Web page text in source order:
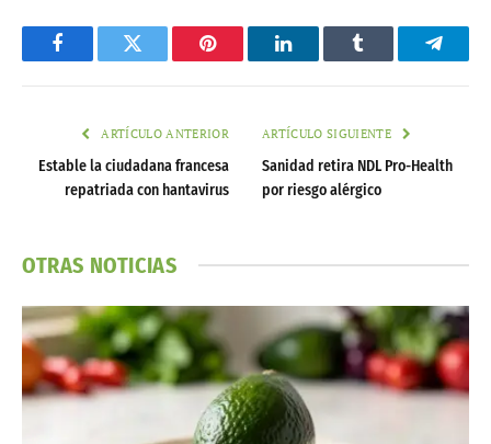
FacebookTwitter Pinterest LinkedInTumblr
ARTÍCULO ANTERIOR
Estable la ciudadana francesa
repatriada con hantavirus
ARTÍCULO SIGUIENTE
Sanidad retira NDL Pro-Health
por riesgo alérgico
OTRAS NOTICIAS